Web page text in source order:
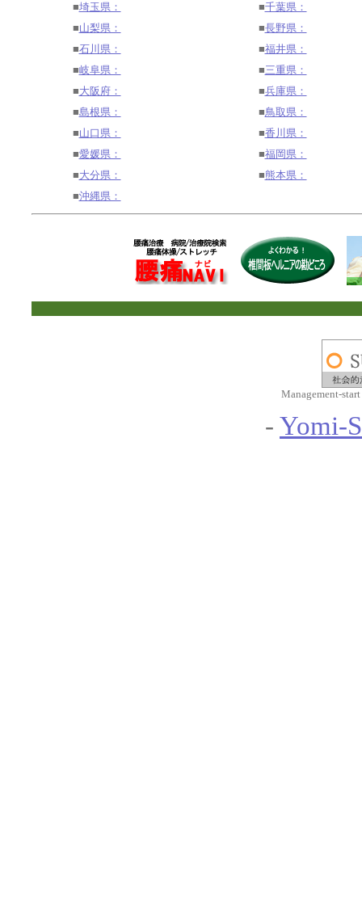
■埼玉県： ■千葉県：
■山梨県： ■長野県：
■石川県： ■福井県：
■岐阜県： ■三重県：
■大阪府： ■兵庫県：
■島根県： ■鳥取県：
■山口県： ■香川県：
■愛媛県： ■福岡県：
■大分県： ■熊本県：
■沖縄県：
Management-
- Yomi-